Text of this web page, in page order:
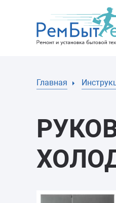
Главная